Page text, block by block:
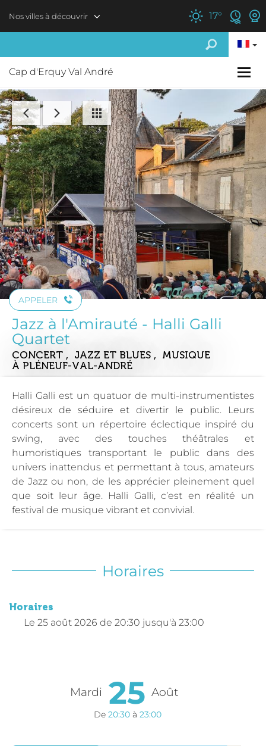
Nos villes à découvrir 17°
Cap d'Erquy Val André
APPELER
Jazz à l'Amirauté - Halli Galli
Quartet
CONCERT , JAZZ ET BLUES , MUSIQUE
À PLÉNEUF-VAL-ANDRÉ
Halli Galli est un quatuor de multi-instrumentistes
désireux de séduire et divertir le public. Leurs
concerts sont un répertoire éclectique inspiré du
swing, avec des touches théâtrales et
humoristiques transportant le public dans des
univers inattendus et permettant à tous, amateurs
de Jazz ou non, de les apprécier pleinement quel
que soit leur âge. Halli Galli, c’est en réalité un
festival de musique vibrant et convivial.
Horaires
Horaires
Le 25 août 2026 de 20:30 jusqu'à 23:00
Mardi 25 Août
De 20:30 à 23:00